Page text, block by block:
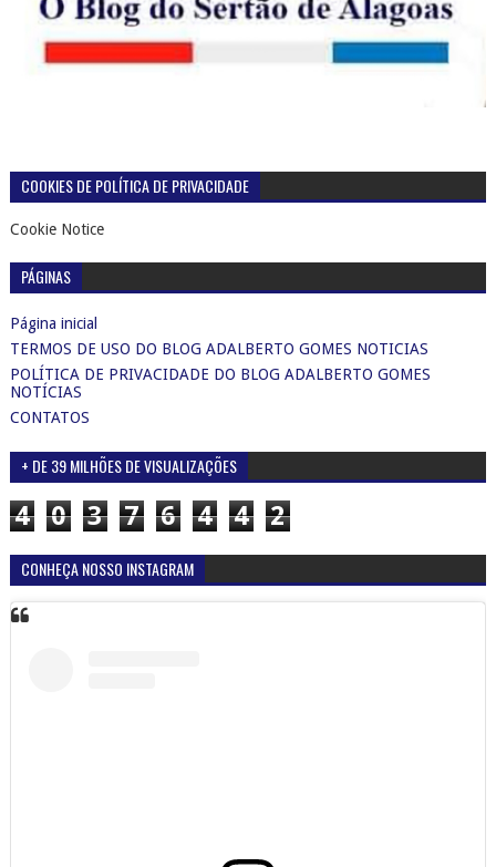
COOKIES DE POLÍTICA DE PRIVACIDADE
Cookie Notice
PÁGINAS
Página inicial
TERMOS DE USO DO BLOG ADALBERTO GOMES NOTICIAS
POLÍTICA DE PRIVACIDADE DO BLOG ADALBERTO GOMES
NOTÍCIAS
CONTATOS
+ DE 39 MILHÕES DE VISUALIZAÇÕES
4 0 3 7 6 4 4 2
CONHEÇA NOSSO INSTAGRAM